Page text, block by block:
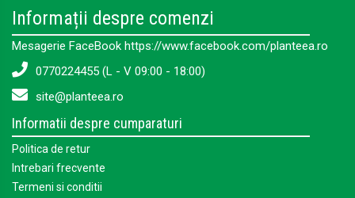
Informații despre comenzi
Mesagerie FaceBook https://www.facebook.com/planteea.ro
0770224455 (L - V 09:00 - 18:00)
site@planteea.ro
Informatii despre cumparaturi
Politica de retur
Intrebari frecvente
Termeni si conditii